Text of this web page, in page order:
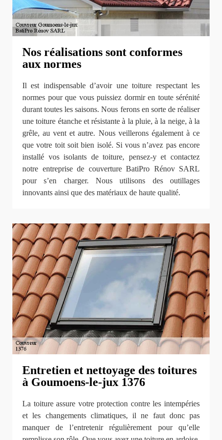
Nos réalisations sont conformes
aux normes
Il est indispensable d’avoir une toiture respectant les
normes pour que vous puissiez dormir en toute sérénité
durant toutes les saisons. Nous ferons en sorte de réaliser
une toiture étanche et résistante à la pluie, à la neige, à la
grêle, au vent et autre. Nous veillerons également à ce
que votre toit soit bien isolé. Si vous n’avez pas encore
installé vos isolants de toiture, pensez-y et contactez
notre entreprise de couverture BatiPro Rénov SARL
pour s’en charger. Nous utilisons des outillages
innovants ainsi que des matériaux de haute qualité.
Entretien et nettoyage des toitures
à Goumoens-le-jux 1376
La toiture assure votre protection contre les intempéries
et les changements climatiques, il ne faut donc pas
manquer de l’entretenir régulièrement pour qu’elle